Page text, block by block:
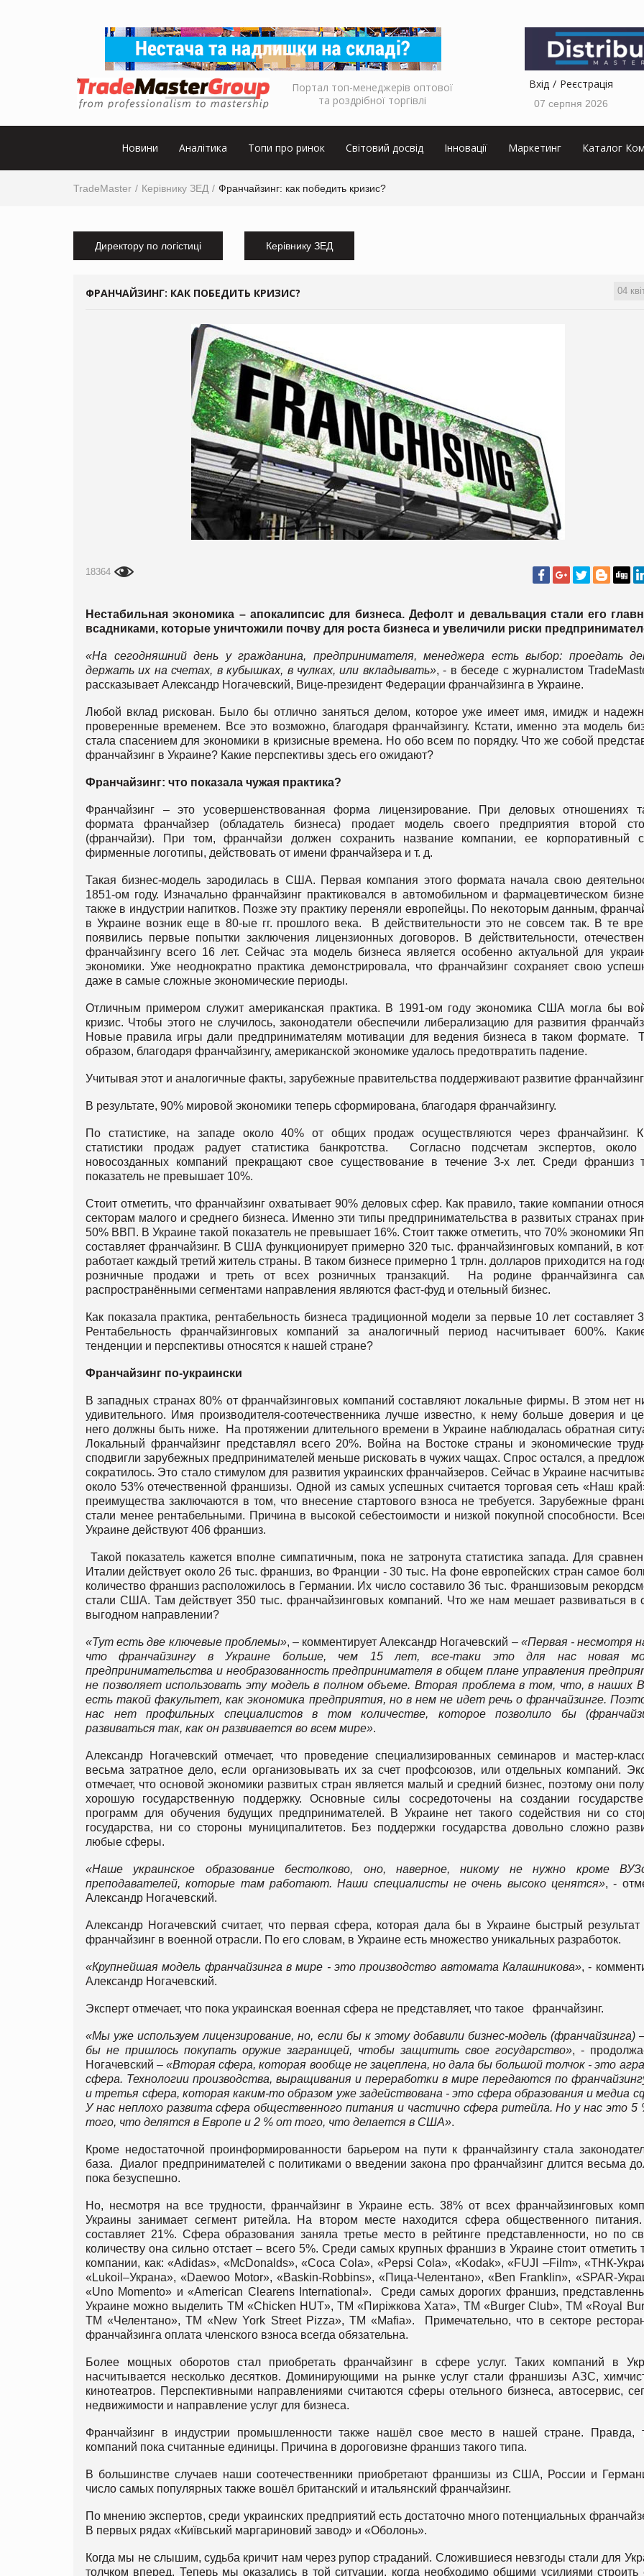
Портал топ-менеджерів оптової
та роздрібної торгівлі
Вхід Реєстрація
07 серпня 2026
Новини Аналітика Топи про ринок Світовий досвід Інновації Маркетинг Каталог
TradeMaster Керівнику ЗЕД Франчайзинг: как победить кризис?
Директору по логістиці Керівнику ЗЕД
04
ФРАНЧАЙЗИНГ: КАК ПОБЕДИТЬ КРИЗИС?
18364
Нестабильная экономика – апокалипсис для бизнеса. Дефолт и девальвация стали его
всадниками, которые уничтожили почву для роста бизнеса и увеличили риски
«На сегодняшний день у гражданина, предпринимателя, менеджера есть выбор: проедать
держать их на счетах, в кубышках, в чулках, или вкладывать», - в беседе с журналистом
рассказывает Александр Ногачевский, Вице-президент Федерации франчайзинга в Украине.
Любой вклад рискован. Было бы отлично заняться делом, которое уже имеет имя, имидж и
проверенные временем. Все это возможно, благодаря франчайзингу. Кстати, именно эта модель
стала спасением для экономики в кризисные времена. Но обо всем по порядку. Что же собой
франчайзинг в Украине? Какие перспективы здесь его ожидают?
Франчайзинг: что показала чужая практика?
Франчайзинг – это усовершенствованная форма лицензирование. При деловых отношениях
формата франчайзер (обладатель бизнеса) продает модель своего предприятия второй
(франчайзи). При том, франчайзи должен сохранить название компании, ее корпоративный
фирменные логотипы, действовать от имени франчайзера и т. д.
Такая бизнес-модель зародилась в США. Первая компания этого формата начала свою
1851-ом году. Изначально франчайзинг практиковался в автомобильном и фармацевтическом
также в индустрии напитков. Позже эту практику переняли европейцы. По некоторым данным,
в Украине возник еще в 80-ые гг. прошлого века. В действительности это не совсем так. В те
появились первые попытки заключения лицензионных договоров. В действительности,
франчайзингу всего 16 лет. Сейчас эта модель бизнеса является особенно актуальной для
экономики. Уже неоднократно практика демонстрировала, что франчайзинг сохраняет свою
даже в самые сложные экономические периоды.
Отличным примером служит американская практика. В 1991-ом году экономика США могла бы
кризис. Чтобы этого не случилось, законодатели обеспечили либерализацию для развития
Новые правила игры дали предпринимателям мотивации для ведения бизнеса в таком формате.
образом, благодаря франчайзингу, американской экономике удалось предотвратить падение.
Учитывая этот и аналогичные факты, зарубежные правительства поддерживают развитие
В результате, 90% мировой экономики теперь сформирована, благодаря франчайзингу.
По статистике, на западе около 40% от общих продаж осуществляются через франчайзинг.
статистики продаж радует статистика банкротства. Согласно подсчетам экспертов, около
новосозданных компаний прекращают свое существование в течение 3-х лет. Среди франшиз
показатель не превышает 10%.
Стоит отметить, что франчайзинг охватывает 90% деловых сфер. Как правило, такие компании
секторам малого и среднего бизнеса. Именно эти типы предпринимательства в развитых странах
50% ВВП. В Украине такой показатель не превышает 16%. Стоит также отметить, что 70% экономики
составляет франчайзинг. В США функционирует примерно 320 тыс. франчайзинговых компаний, в
работает каждый третий житель страны. В таком бизнесе примерно 1 трлн. долларов приходится на
розничные продажи и треть от всех розничных транзакций. На родине франчайзинга
распространёнными сегментами направления являются фаст-фуд и отельный бизнес.
Как показала практика, рентабельность бизнеса традиционной модели за первые 10 лет составляет
Рентабельность франчайзинговых компаний за аналогичный период насчитывает 600%.
тенденции и перспективы относятся к нашей стране?
Франчайзинг по-украински
В западных странах 80% от франчайзинговых компаний составляют локальные фирмы. В этом нет
удивительного. Имя производителя-соотечественника лучше известно, к нему больше доверия и
него должны быть ниже. На протяжении длительного времени в Украине наблюдалась обратная
Локальный франчайзинг представлял всего 20%. Война на Востоке страны и экономические
сподвигли зарубежных предпринимателей меньше рисковать в чужих чащах. Спрос остался, а
сократилось. Это стало стимулом для развития украинских франчайзеров. Сейчас в Украине
около 53% отечественной франшизы. Одной из самых успешных считается торговая сеть «Наш
преимущества заключаются в том, что внесение стартового взноса не требуется. Зарубежные
стали менее рентабельными. Причина в высокой себестоимости и низкой покупной способности.
Украине действуют 406 франшиз.
Такой показатель кажется вполне симпатичным, пока не затронута статистика запада. Для
Италии действует около 26 тыс. франшиз, во Франции - 30 тыс. На фоне европейских стран самое
количество франшиз расположилось в Германии. Их число составило 36 тыс. Франшизовым
стали США. Там действует 350 тыс. франчайзинговых компаний. Что же нам мешает развиваться в
выгодном направлении?
«Тут есть две ключевые проблемы», – комментирует Александр Ногачевский – «Первая - несмотря
что франчайзингу в Украине больше, чем 15 лет, все-таки это для нас новая
предпринимательства и необразованность предпринимателя в общем плане управления
не позволяет использовать эту модель в полном объеме. Вторая проблема в том, что, в наших
есть такой факультет, как экономика предприятия, но в нем не идет речь о франчайзинге.
нас нет профильных специалистов в том количестве, которое позволило бы
развиваться так, как он развивается во всем мире».
Александр Ногачевский отмечает, что проведение специализированных семинаров и мастер-
весьма затратное дело, если организовывать их за счет профсоюзов, или отдельных компаний.
отмечает, что основой экономики развитых стран является малый и средний бизнес, поэтому они
хорошую государственную поддержку. Основные силы сосредоточены на создании
программ для обучения будущих предпринимателей. В Украине нет такого содействия ни со
государства, ни со стороны муниципалитетов. Без поддержки государства довольно сложно
любые сферы.
«Наше украинское образование бестолково, оно, наверное, никому не нужно кроме
преподавателей, которые там работают. Наши специалисты не очень высоко ценятся», -
Александр Ногачевский.
Александр Ногачевский считает, что первая сфера, которая дала бы в Украине быстрый результат
франчайзинг в военной отрасли. По его словам, в Украине есть множество уникальных разработок.
«Крупнейшая модель франчайзинга в мире - это производство автомата Калашникова», -
Александр Ногачевский.
Эксперт отмечает, что пока украинская военная сфера не представляет, что такое франчайзинг.
«Мы уже используем лицензирование, но, если бы к этому добавили бизнес-модель (франчайзинга)
бы не пришлось покупать оружие заграницей, чтобы защитить свое государство», -
Ногачевский –«Вторая сфера, которая вообще не зацеплена, но дала бы большой толчок - это
сфера. Технологии производства, выращивания и переработки в мире передаются по
и третья сфера, которая каким-то образом уже задействована - это сфера образования и медиа
У нас неплохо развита сфера общественного питания и частично сфера ритейла. Но у нас это 5
того, что делятся в Европе и 2 % от того, что делается в США».
Кроме недостаточной проинформированности барьером на пути к франчайзингу стала
база. Диалог предпринимателей с политиками о введении закона про франчайзинг длится весьма
пока безуспешно.
Но, несмотря на все трудности, франчайзинг в Украине есть. 38% от всех франчайзинговых
Украины занимает сегмент ритейла. На втором месте находится сфера общественного
составляет 21%. Сфера образования заняла третье место в рейтинге представленности, но по
количеству она сильно отстает – всего 5%. Среди самых крупных франшиз в Украине стоит отметить
компании, как: «Adidas», «McDonalds», «Coca Cola», «Pepsi Cola», «Kodak», «FUJI –Film», «ТНК-
«Lukoil–Украна», «Daewoo Motor», «Baskin-Robbins», «Пица-Челентано», «Ben Franklin», «SPAR-
«Uno Momento» и «American Clearens International». Среди самых дорогих франшиз,
Украине можно выделить ТМ «Chicken HUT», ТМ «Пиріжкова Хата», ТМ «Burger Club», ТМ «Royal
ТМ «Челентано», ТМ «New York Street Pizza», ТМ «Mafia». Примечательно, что в секторе
франчайзинга оплата членского взноса всегда обязательна.
Более мощных оборотов стал приобретать франчайзинг в сфере услуг. Таких компаний в
насчитывается несколько десятков. Доминирующими на рынке услуг стали франшизы АЗС,
кинотеатров. Перспективными направлениями считаются сферы отельного бизнеса, автосервис,
недвижимости и направление услуг для бизнеса.
Франчайзинг в индустрии промышленности также нашёл свое место в нашей стране. Правда,
компаний пока считанные единицы. Причина в дороговизне франшиз такого типа.
В большинстве случаев наши соотечественники приобретают франшизы из США, России и
число самых популярных также вошёл британский и итальянский франчайзинг.
По мнению экспертов, среди украинских предприятий есть достаточно много потенциальных
В первых рядах «Київський маргариновий завод» и «Оболонь».
Когда мы не слышим, судьба кричит нам через рупор страданий. Сложившиеся невзгоды стали для
толчком вперед. Теперь мы оказались в той ситуации, когда необходимо общими усилиями строить